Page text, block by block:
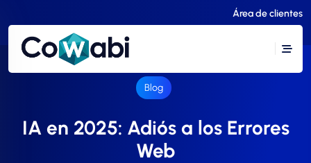
Área de clientes
Blog
IA en 2025: Adiós a los Errores
Web